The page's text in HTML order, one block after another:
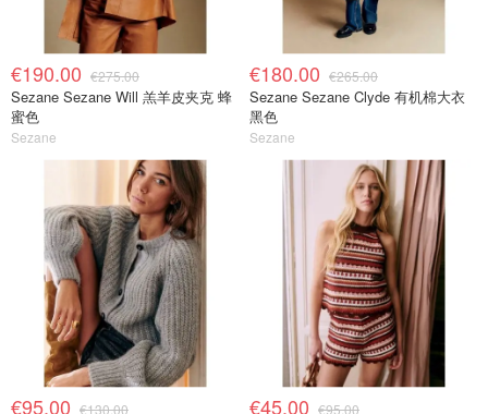
€190.00 €275.00
Sezane Sezane Will 羔羊皮夹克 蜂
蜜色
Sezane
€180.00 €265.00
Sezane Sezane Clyde 有机棉大衣
黑色
Sezane
€95.00 €130.00 €45.00 €95.00